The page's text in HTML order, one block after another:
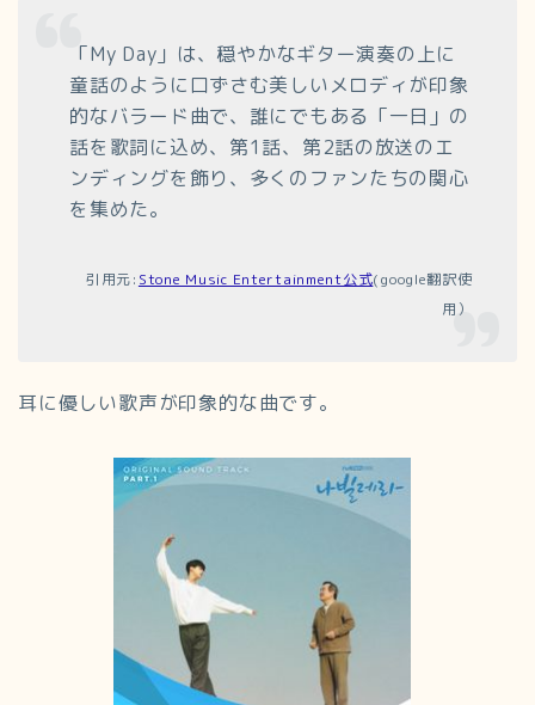
「My Day」は、穏やかなギター演奏の上に
童話のように口ずさむ美しいメロディが印象
的なバラード曲で、 誰にでもある「一日」の
話を歌詞に込め、第1話、第2話の放送のエ
ンディングを飾り、多くのファンたちの関心
を集めた。
引用元: Stone Music Entertainment公式(google翻訳使
用）
耳に優しい歌声が印象的な曲です。